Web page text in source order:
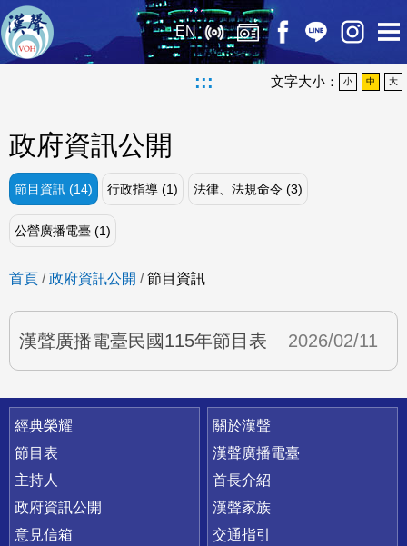
EN
::: 文字大小： 小 中 大
政府資訊公開
節目資訊 (14) 行政指導 (1) 法律、法規命令 (3)
公營廣播電臺 (1)
首頁 /政府資訊公開 /節目資訊
漢聲廣播電臺民國115年節目表 2026/02/11
快速連結
經典榮耀
節目表
主持人
政府資訊公開
意見信箱
關於漢聲
漢聲廣播電臺
首長介紹
漢聲家族
交通指引